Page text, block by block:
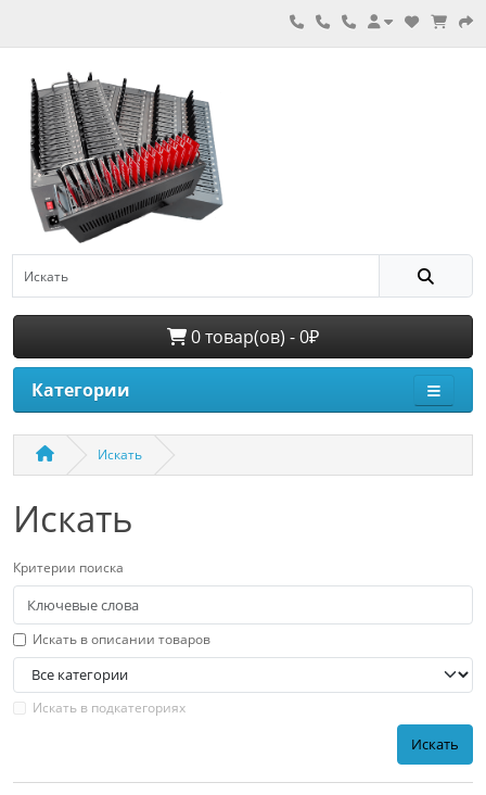
0 товар(ов) - 0₽
Категории
Искать
Искать
Критерии поиска
Искать в описании товаров
Искать в подкатегориях
Искать